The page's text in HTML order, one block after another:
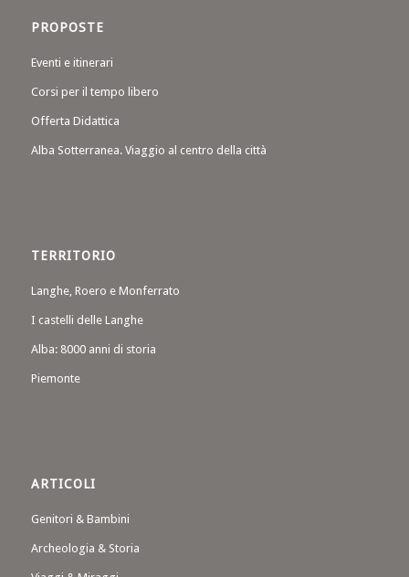
PROPOSTE
Eventi e itinerari
Corsi per il tempo libero
Offerta Didattica
Alba Sotterranea. Viaggio al centro della città
TERRITORIO
Langhe, Roero e Monferrato
I castelli delle Langhe
Alba: 8000 anni di storia
Piemonte
ARTICOLI
Genitori & Bambini
Archeologia & Storia